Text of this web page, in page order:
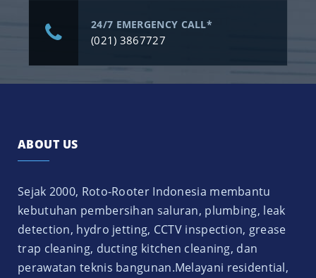
24/7 EMERGENCY CALL*
(021) 3867727
ABOUT US
Sejak 2000, Roto-Rooter Indonesia membantu
kebutuhan pembersihan saluran, plumbing, leak
detection, hydro jetting, CCTV inspection, grease
trap cleaning, ducting kitchen cleaning, dan
perawatan teknis bangunan.Melayani residential,